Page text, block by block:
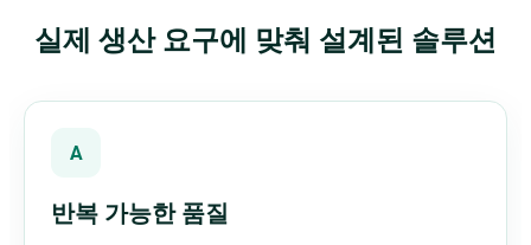
실제 생산 요구에 맞춰 설계된 솔루션
A
반복 가능한 품질